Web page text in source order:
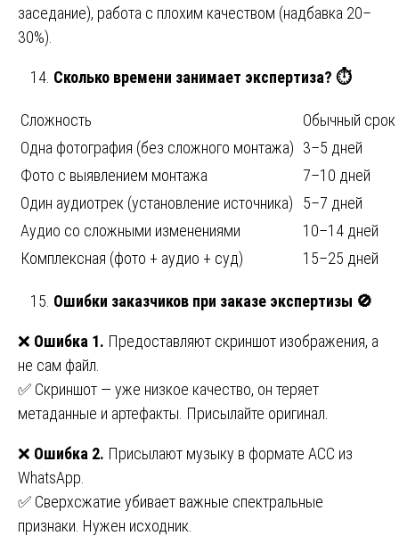
заседание), работа с плохим качеством (надбавка 20–
30%).
Сколько времени занимает экспертиза? ⏱️
Сложность
Обычный срок
Одна фотография (без сложного монтажа) 3–5 дней
Фото с выявлением монтажа
7–10 дней
Один аудиотрек (установление источника)
5–7 дней
Аудио со сложными изменениями
10–14 дней
Комплексная (фото + аудио + суд)
15–25 дней
Ошибки заказчиков при заказе экспертизы 🚫
❌ Ошибка 1. Предоставляют скриншот изображения, а
не сам файл.
✅ Скриншот — уже низкое качество, он теряет
метаданные и артефакты. Присылайте оригинал.
❌ Ошибка 2. Присылают музыку в формате ACC из
WhatsApp.
✅ Сверхсжатие убивает важные спектральные
признаки. Нужен исходник.